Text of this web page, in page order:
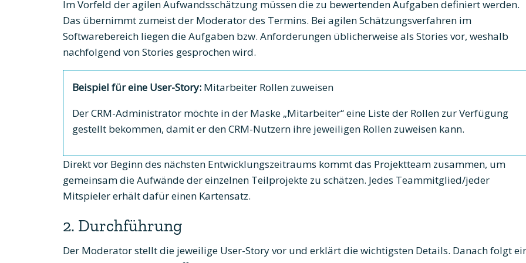
Im Vorfeld der agilen Aufwandsschätzung müssen die zu bewertenden Aufgaben definiert werden.
Das übernimmt zumeist der Moderator des Termins. Bei agilen Schätzungsverfahren im
Softwarebereich liegen die Aufgaben bzw. Anforderungen üblicherweise als Stories vor, weshalb
nachfolgend von Stories gesprochen wird.
Beispiel für eine User-Story: Mitarbeiter Rollen zuweisen
Der CRM-Administrator möchte in der Maske „Mitarbeiter“ eine Liste der Rollen zur Verfügung
gestellt bekommen, damit er den CRM-Nutzern ihre jeweiligen Rollen zuweisen kann.
Direkt vor Beginn des nächsten Entwicklungszeitraums kommt das Projektteam zusammen, um
gemeinsam die Aufwände der einzelnen Teilprojekte zu schätzen. Jedes Teammitglied/jeder
Mitspieler erhält dafür einen Kartensatz.
2. Durchführung
Der Moderator stellt die jeweilige User-Story vor und erklärt die wichtigsten Details. Danach folgt